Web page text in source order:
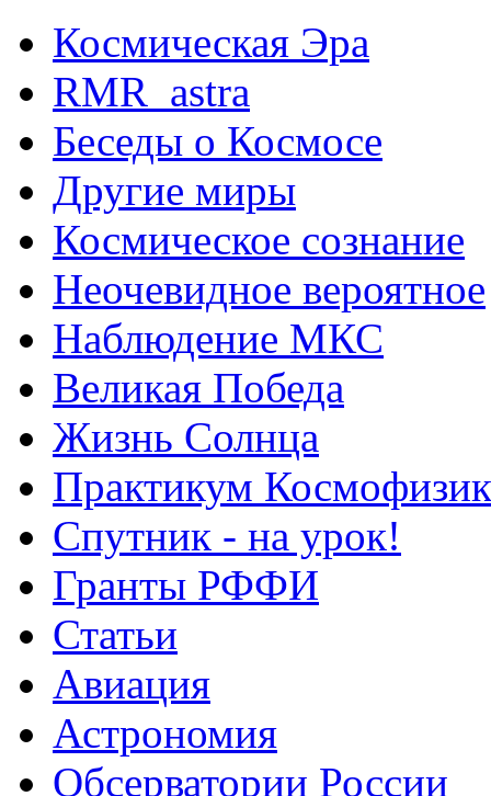
Космическая Эра
RMR_astra
Беседы о Космосе
Другие миры
Космическое сознание
Неочевидное вероятное
Наблюдение МКС
Великая Победа
Жизнь Солнца
Практикум
Спутник - на урок!
Гранты РФФИ
Статьи
Авиация
Астрономия
Обсерватории России